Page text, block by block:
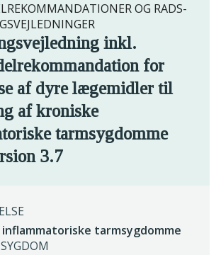
OG RADS-
inkl.
for
af dyre lægemidler til
af kroniske
tarmsygdomme
3.7
inflammatoriske tarmsygdomme